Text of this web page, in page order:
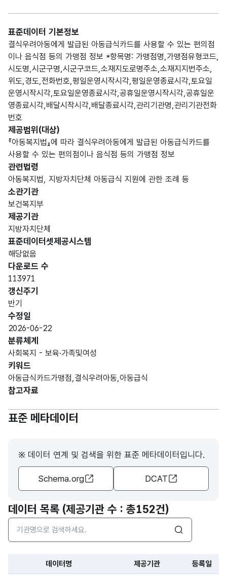
표준데이터 기본정보
결식우려아동에게 발급된 아동급식카드를 사용할 수 있는 편의점
이나 음식점 등의 가맹점 정보 *항목명: 가맹점명,가맹점유형코드,
시도명,시군구명,시군구코드,소재지도로명주소,소재지지번주소,
위도,경도,전화번호,평일운영시작시각,평일운영종료시각,토요일
운영시작시각,토요일운영종료시각,공휴일운영시작시각,공휴일운
영종료시각,배달시작시각,배달종료시각,관리기관명,관리기관전화
번호
제공범위(대상)
『아동복지법』에 따라 결식우려아동에게 발급된 아동급식카드를
사용할 수 있는 편의점이나 음식점 등의 가맹점 정보
관련법령
아동복지법, 지방자치단체 아동급식 지원에 관한 조례 등
소관기관
보건복지부
제공기관
지방자치단체
표준데이터셋제공시스템
해당없음
다운로드 수
113971
갱신주기
반기
수정일
2026-06-22
분류체계
사회복지 - 보육·가족및여성
키워드
아동급식카드가맹점,결식우려아동,아동급식
참고자료
표준 메타데이터
※ 데이터 연계 및 검색을 위한 표준 메타데이터입니다.
Schema.org DCAT
데이터 목록 (제공기관 수 : 총152건)
검색어 입력창
검색
데이터명 제공기관 등록일